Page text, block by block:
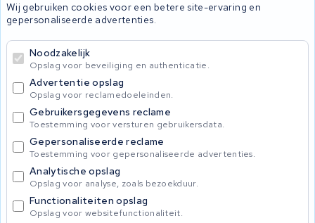
Wij gebruiken cookies voor een betere site-ervaring en
gepersonaliseerde advertenties.
Noodzakelijk
Opslag voor beveiliging en authenticatie.
Advertentie opslag
Opslag voor reclamedoeleinden.
Gebruikersgegevens reclame
Toestemming voor versturen gebruikersdata.
Gepersonaliseerde reclame
Toestemming voor gepersonaliseerde advertenties.
Analytische opslag
Opslag voor analyse, zoals bezoekduur.
Functionaliteiten opslag
Opslag voor websitefunctionaliteit.
Onherstelbaar
© 2026 KWS Seuren
Algemene Voorwaarden
Privacybeleid